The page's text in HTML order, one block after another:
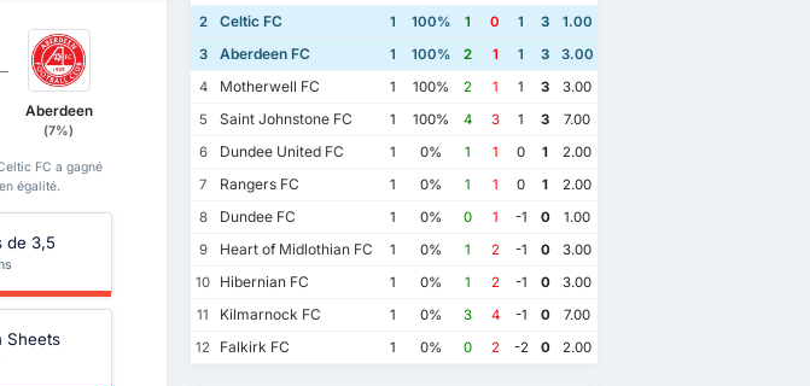
Aberdeen
(7%)
FC a gagné
égalité.
de 3,5
Sheets
2
Celtic FC 1 100% 1 0 1 3
1.00
3
Aberdeen FC 1 100% 2 1 1 3
3.00
4
Motherwell FC 1 100% 2 1 1 3
3.00
5
Saint Johnstone FC 1 100% 4 3 1 3
7.00
6
Dundee United FC 1 0% 1 1 0 1
2.00
7
Rangers FC 1 0% 1 1 0 1
2.00
8
Dundee FC 1 0% 0 1 -1 0
1.00
9
Heart of Midlothian FC 1 0% 1 2 -1 0
3.00
10
Hibernian FC 1 0% 1 2 -1 0
3.00
11
Kilmarnock FC 1 0% 3 4 -1 0
7.00
12
Falkirk FC 1 0% 0 2 -2 0 2.00